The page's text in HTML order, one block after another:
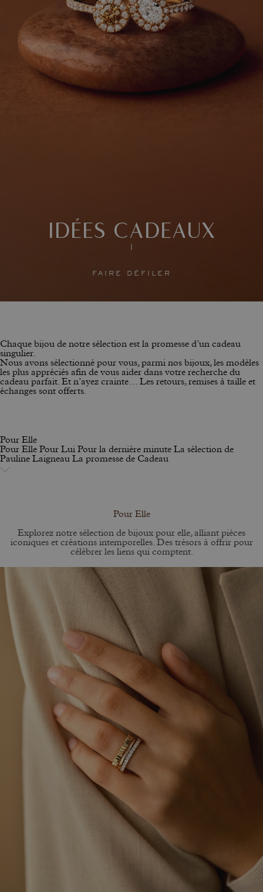
IDÉES CADEAUX
FAIRE DÉFILER
Chaque bijou de notre sélection est la promesse d’un cadeau
singulier.
Nous avons sélectionné pour vous, parmi nos bijoux, les modèles
les plus appréciés afin de vous aider dans votre recherche du
cadeau parfait. Et n’ayez crainte… Les retours, remises à taille et
échanges sont offerts.
Pour Elle
Pour Elle Pour Lui Pour la dernière minute La sélection de
Pauline Laigneau La promesse de Cadeau
Pour Elle
Explorez notre sélection de bijoux pour elle, alliant pièces
iconiques et créations intemporelles. Des trésors à offrir pour
célébrer les liens qui comptent.